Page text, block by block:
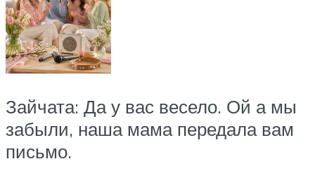
Зайчата: Да у вас весело. Ой а мы
забыли, наша мама передала вам
письмо.